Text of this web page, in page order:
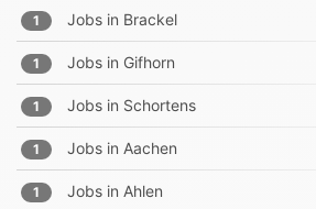
1 Jobs in Brackel
1 Jobs in Gifhorn
1 Jobs in Schortens
1 Jobs in Aachen
1 Jobs in Ahlen